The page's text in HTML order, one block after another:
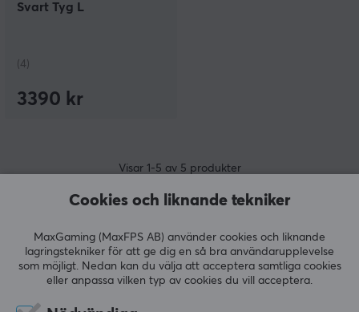
Svart Tyg L
(4)
3390 kr
VISA FLER...
Visar 1-5 av 5 produkter
Cookies och liknande tekniker
MaxGaming (MaxFPS AB) använder cookies och liknande
lagringstekniker för att ge dig en så bra användarupplevelse
som möjligt. Nedan kan du välja att acceptera samtliga cookies
eller anpassa vilken typ av cookies du vill acceptera.